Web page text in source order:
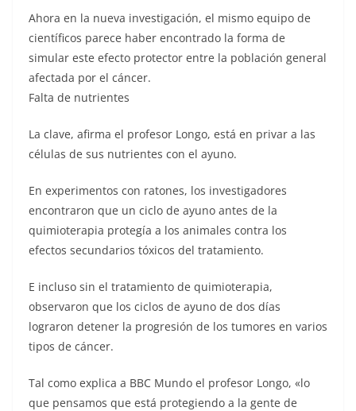
Ahora en la nueva investigación, el mismo equipo de
científicos parece haber encontrado la forma de
simular este efecto protector entre la población general
afectada por el cáncer.
Falta de nutrientes
La clave, afirma el profesor Longo, está en privar a las
células de sus nutrientes con el ayuno.
En experimentos con ratones, los investigadores
encontraron que un ciclo de ayuno antes de la
quimioterapia protegía a los animales contra los
efectos secundarios tóxicos del tratamiento.
E incluso sin el tratamiento de quimioterapia,
observaron que los ciclos de ayuno de dos días
lograron detener la progresión de los tumores en varios
tipos de cáncer.
Tal como explica a BBC Mundo el profesor Longo, «lo
que pensamos que está protegiendo a la gente de